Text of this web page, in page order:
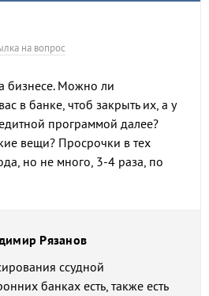
на вопрос
бизнесе. Можно ли
в банке, чтоб закрыть их, а у
программой далее?
вещи? Просрочки в тех
но не много, 3-4 раза, по
Рязанов
ссудной
банках есть, также есть